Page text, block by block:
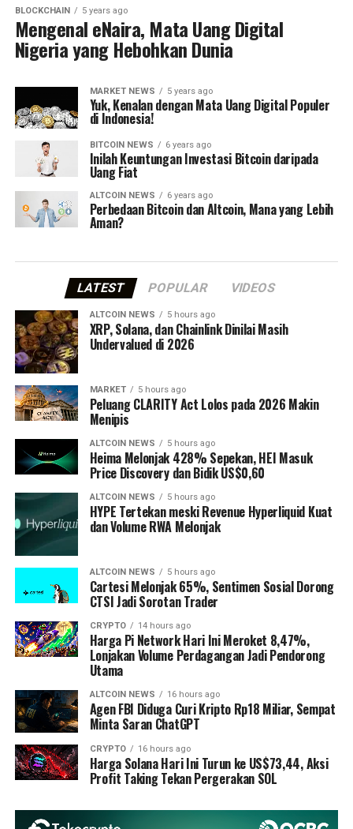
BLOCKCHAIN 5 years ago
Mengenal eNaira, Mata Uang Digital
Nigeria yang Hebohkan Dunia
MARKET NEWS 5 years ago
Yuk, Kenalan dengan Mata Uang Digital Populer
di Indonesia!
BITCOIN NEWS 6 years ago
Inilah Keuntungan Investasi Bitcoin daripada
Uang Fiat
ALTCOIN NEWS 6 years ago
Perbedaan Bitcoin dan Altcoin, Mana yang Lebih
Aman?
LATEST POPULAR VIDEOS
ALTCOIN NEWS 5 hours ago
XRP, Solana, dan Chainlink Dinilai Masih
Undervalued di 2026
MARKET 5 hours ago
Peluang CLARITY Act Lolos pada 2026 Makin
Menipis
ALTCOIN NEWS 5 hours ago
Heima Melonjak 428% Sepekan, HEI Masuk
Price Discovery dan Bidik US$0,60
ALTCOIN NEWS 5 hours ago
HYPE Tertekan meski Revenue Hyperliquid Kuat
dan Volume RWA Melonjak
ALTCOIN NEWS 5 hours ago
Cartesi Melonjak 65%, Sentimen Sosial Dorong
CTSI Jadi Sorotan Trader
CRYPTO 14 hours ago
Harga Pi Network Hari Ini Meroket 8,47%,
Lonjakan Volume Perdagangan Jadi Pendorong
Utama
ALTCOIN NEWS 16 hours ago
Agen FBI Diduga Curi Kripto Rp18 Miliar, Sempat
Minta Saran ChatGPT
CRYPTO 16 hours ago
Harga Solana Hari Ini Turun ke US$73,44, Aksi
Profit Taking Tekan Pergerakan SOL